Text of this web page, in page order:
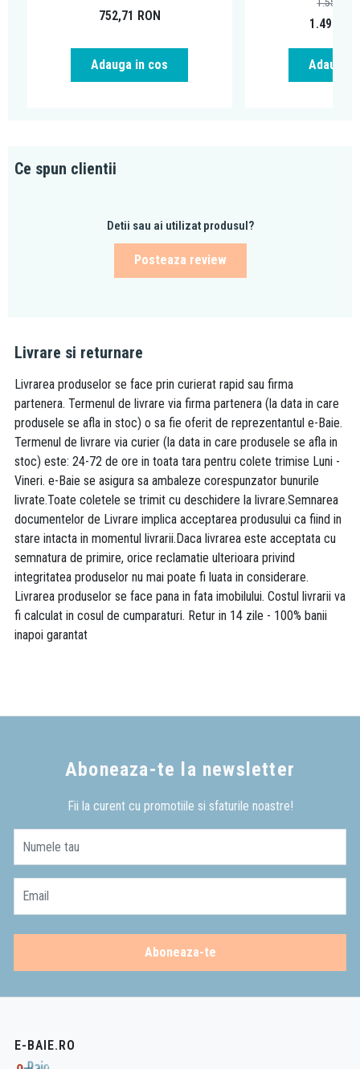
752,71 RON
Adauga in cos
1.498,95
1.554,45
Adauga
Ce spun clientii
Detii sau ai utilizat produsul?
Posteaza review
Livrare si returnare
Livrarea produselor se face prin curierat rapid sau firma
partenera. Termenul de livrare via firma partenera (la data in care
produsele se afla in stoc) o sa fie oferit de reprezentantul e-Baie.
Termenul de livrare via curier (la data in care produsele se afla in
stoc) este: 24-72 de ore in toata tara pentru colete trimise Luni -
Vineri. e-Baie se asigura sa ambaleze corespunzator bunurile
livrate.Toate coletele se trimit cu deschidere la livrare.Semnarea
documentelor de Livrare implica acceptarea produsului ca fiind in
stare intacta in momentul livrarii.Daca livrarea este acceptata cu
semnatura de primire, orice reclamatie ulterioara privind
integritatea produselor nu mai poate fi luata in considerare.
Livrarea produselor se face pana in fata imobilului. Costul livrarii va
fi calculat in cosul de cumparaturi. Retur in 14 zile - 100% banii
inapoi garantat
Aboneaza-te la newsletter
Fii la curent cu promotiile si sfaturile noastre!
Numele tau
Email
Aboneaza-te
E-BAIE.RO